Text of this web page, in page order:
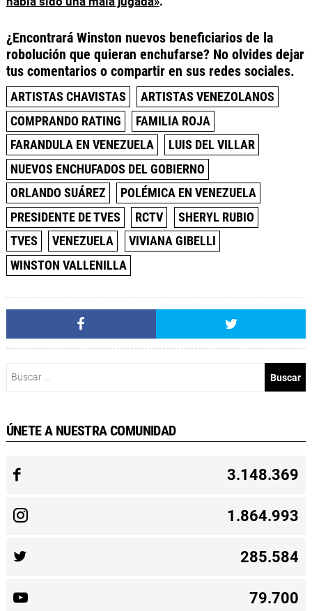
¿Encontrará Winston nuevos beneficiarios de la
robolución que quieran enchufarse? No olvides dejar
tus comentarios o compartir en sus redes sociales.
ARTISTAS CHAVISTAS
ARTISTAS VENEZOLANOS
COMPRANDO RATING
FAMILIA ROJA
FARANDULA EN VENEZUELA
LUIS DEL VILLAR
NUEVOS ENCHUFADOS DEL GOBIERNO
ORLANDO SUÁREZ
POLÉMICA EN VENEZUELA
PRESIDENTE DE TVES
RCTV
SHERYL RUBIO
TVES
VENEZUELA
VIVIANA GIBELLI
WINSTON VALLENILLA
ÚNETE A NUESTRA COMUNIDAD
3.148.369
1.864.993
285.584
79.700